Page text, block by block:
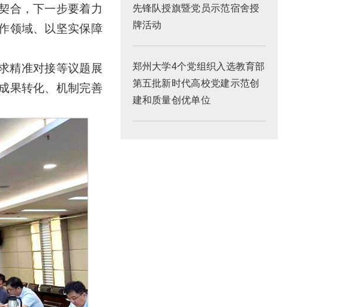
合，下一步要着力
领域、以坚实保障
精准对接等议题展
果转化、机制完善
先锋队授旗暨党员示范宿舍授
牌活动
郑州大学4个党组织入选教育部
第五批新时代高校党建示范创
建和质量创优单位